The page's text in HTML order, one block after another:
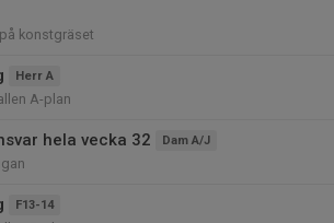
konstgräset
Herr A
A-plan
hela vecka 32 Dam A/J
F13-14